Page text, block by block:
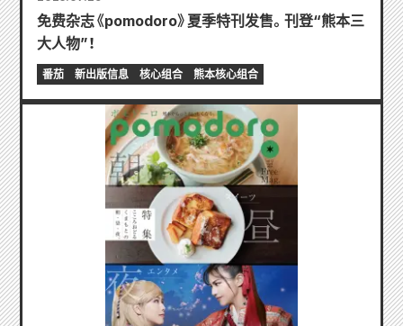
免费杂志《pomodoro》夏季特刊发售。刊登“熊本三
大人物”！
番茄 新出版信息 核心组合 熊本核心组合